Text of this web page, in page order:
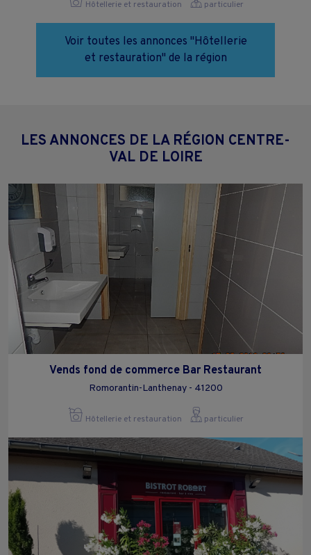
Hôtellerie et restauration particulier
Voir toutes les annonces "Hôtellerie
et restauration" de la région
LES ANNONCES DE LA RÉGION CENTRE-
VAL DE LOIRE
Vends fond de commerce Bar Restaurant
Romorantin-Lanthenay - 41200
Hôtellerie et restauration particulier